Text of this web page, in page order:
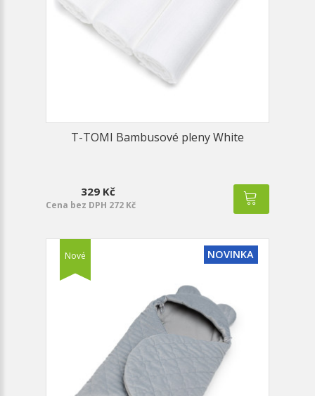
T-TOMI Bambusové pleny White
329 Kč
Cena bez DPH 272 Kč
Nové NOVINKA